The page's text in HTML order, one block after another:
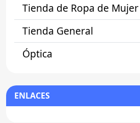
Tienda de Ropa de Mujer
Tienda General
Óptica
ENLACES